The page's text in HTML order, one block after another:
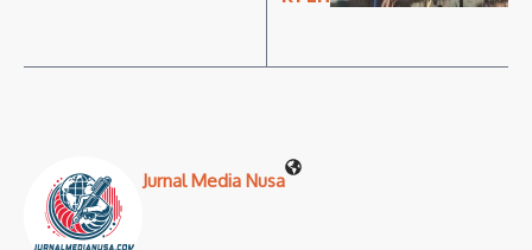
Jurnal Media Nusa